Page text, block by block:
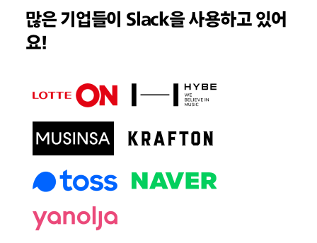
많은 기업들이 Slack을 사용하고 있어
요!